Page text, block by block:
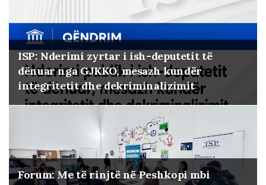
ISP: Nderimi zyrtar i ish-deputetit të
dënuar nga GJKKO, mesazh kundër
integritetit dhe dekriminalizimit
Forum: Me të rinjtë në Peshkopi mbi